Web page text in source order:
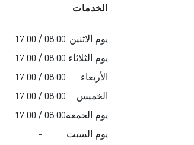
الخدمات
يوم الاثنين 08:00 / 17:00
يوم الثلاثاء08:00 / 17:00
الأربعاء
08:00 / 17:00
الخميس
08:00 / 17:00
يوم الجمعة08:00 / 17:00
يوم السبت